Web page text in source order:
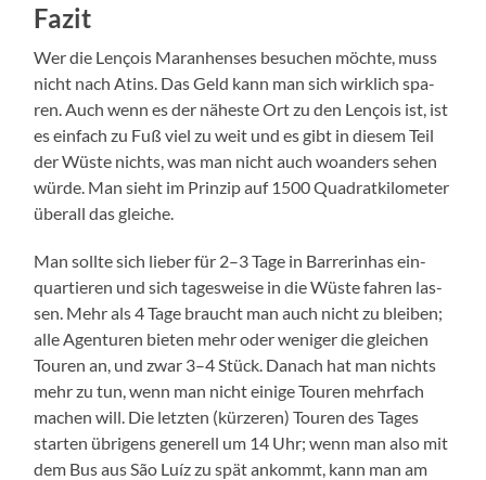
Fazit
Wer die Len­çois Maran­hen­ses besu­chen möch­te, muss
nicht nach Atins. Das Geld kann man sich wirk­lich spa­
ren. Auch wenn es der nähes­te Ort zu den Len­çois ist, ist
es ein­fach zu Fuß viel zu weit und es gibt in die­sem Teil
der Wüs­te nichts, was man nicht auch woan­ders sehen
wür­de. Man sieht im Prin­zip auf 1500 Qua­drat­ki­lo­me­ter
über­all das gleiche.
Man soll­te sich lie­ber für 2–3 Tage in Bar­rer­in­has ein­
quar­tie­ren und sich tages­wei­se in die Wüs­te fah­ren las­
sen. Mehr als 4 Tage braucht man auch nicht zu blei­ben;
alle Agen­tu­ren bie­ten mehr oder weni­ger die glei­chen
Tou­ren an, und zwar 3–4 Stück. Danach hat man nichts
mehr zu tun, wenn man nicht eini­ge Tou­ren mehr­fach
machen will. Die letz­ten (kür­ze­ren) Tou­ren des Tages
star­ten übri­gens gene­rell um 14 Uhr; wenn man also mit
dem Bus aus São Luíz zu spät ankommt, kann man am